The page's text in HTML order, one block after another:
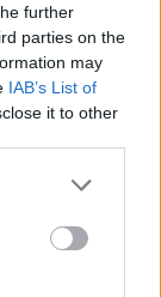
further
parties on the
may
IAB’s List of
it to other
kenyérre
így annak
ő kedvükért
most a
mutatjuk a
bezsebelhető
érkezik
napokban